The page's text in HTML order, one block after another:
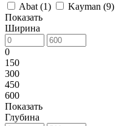
Abat (1) Kayman (9)
Показать
Ширина
0
150
300
450
600
Показать
Глубина